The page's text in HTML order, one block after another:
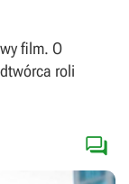
film. O
roli
